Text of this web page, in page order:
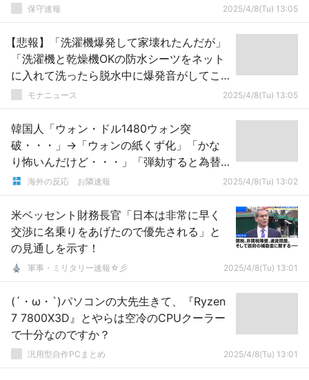
保守速報 2025/4/8(Tu) 13:05
【悲報】「洗濯機爆発して家壊れたんだが」
「洗濯機と乾燥機OKの防水シーツをネット
に入れて洗ったら脱水中に爆発音がしてこ
うなってたよ（白目）」
モナニュース 2025/4/8(Tu) 13:05
韓国人「ウォン・ドル1480ウォン突
破・・・」→「ウォンの紙くず化」「かな
り怖いんだけど・・・」「弾劾すると為替
レートが安定し経済が良くなると言ってた
海外の反応 お隣速報 2025/4/8(Tu) 13:02
米ベッセント財務長官「日本は非常に早く
交渉に名乗りをあげたので優先される」と
の見通しを示す！
軍事・ミリタリー速報☆彡 2025/4/8(Tu) 13:01
(´・ω・`)パソコンの大先生きて、『Ryzen
7 7800X3D』とやらは空冷のCPUクーラー
で十分なのですか？
汎用型自作PCまとめ 2025/4/8(Tu) 13:01